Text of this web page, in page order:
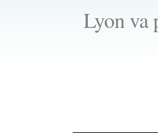
Lyon va